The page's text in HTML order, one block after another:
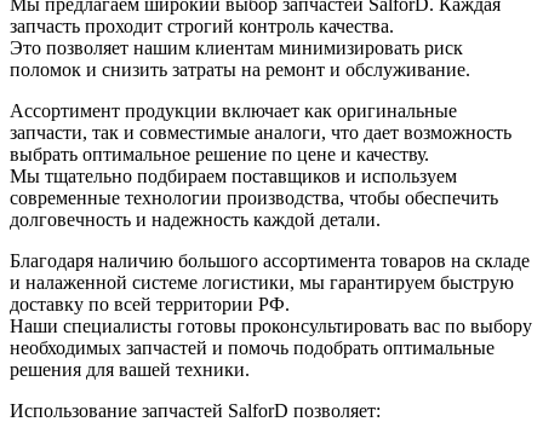
запчасть проходит строгий контроль качества.
Это позволяет нашим клиентам минимизировать риск
поломок и снизить затраты на ремонт и обслуживание.
Ассортимент продукции включает как оригинальные
запчасти, так и совместимые аналоги, что дает возможность
выбрать оптимальное решение по цене и качеству.
Мы тщательно подбираем поставщиков и используем
современные технологии производства, чтобы обеспечить
долговечность и надежность каждой детали.
Благодаря наличию большого ассортимента товаров на складе
и налаженной системе логистики, мы гарантируем быструю
доставку по всей территории РФ.
Наши специалисты готовы проконсультировать вас по выбору
необходимых запчастей и помочь подобрать оптимальные
решения для вашей техники.
Использование запчастей SalforD позволяет: